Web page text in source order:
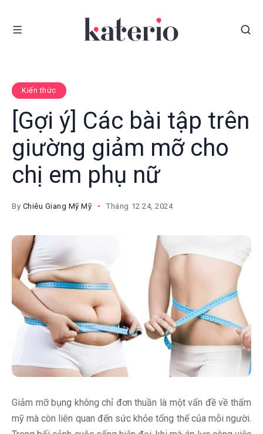
Kiến thức
[Gợi ý] Các bài tập trên
giường giảm mỡ cho
chị em phụ nữ
By Chiêu Giang Mỹ Mỹ Tháng 12 24, 2024
Giảm mỡ bụng không chỉ đơn thuần là một vấn đề về thẩm
mỹ mà còn liên quan đến sức khỏe tổng thể của mỗi người.